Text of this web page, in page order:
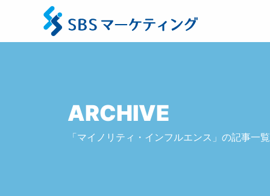
ARCHIVE
「マイノリティ・インフルエンス」の記事一覧